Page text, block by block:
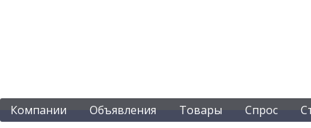
Компании Объявления Товары Спрос